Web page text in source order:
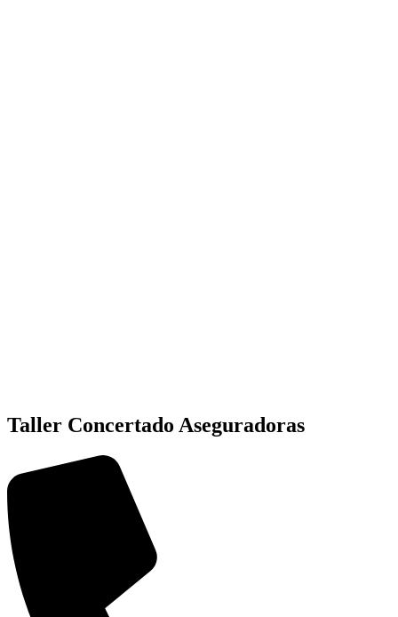
Taller Concertado Aseguradoras